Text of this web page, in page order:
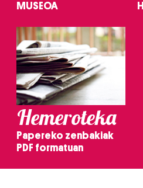
MUSEOA
Hemeroteka
Papereko zenbakiak
PDF formatuan